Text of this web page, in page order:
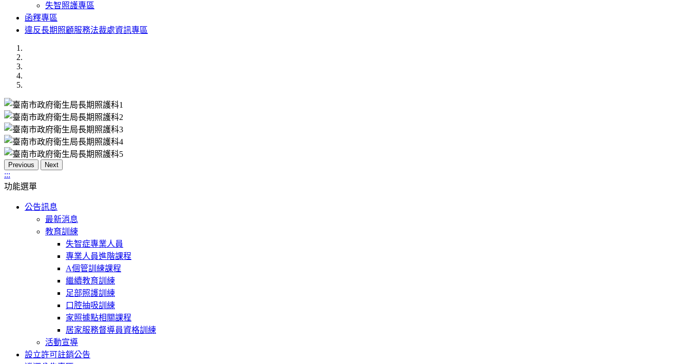
失智照護專區
函釋專區
違反長期照顧服務法裁處資訊專區
Previous Next
:::
功能選單
公告訊息
最新消息
教育訓練
失智症專業人員
專業人員進階課程
A個管訓練課程
繼續教育訓練
足部照護訓練
口腔抽吸訓練
家照據點相關課程
居家服務督導員資格訓練
活動宣導
設立許可註銷公告